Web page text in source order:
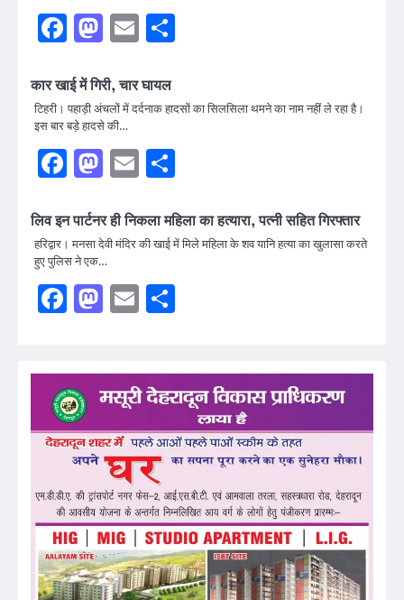
Facebook
Mastodon
Email
कार खाई में गिरी, चार घायल
टिहरी। पहाड़ी अंचलों में दर्दनाक हादसों का सिलसिला थमने का नाम नहीं ले रहा है।
इस बार बड़े हादसे की…
Facebook
Mastodon
Email
लिव इन पार्टनर ही निकला महिला का हत्यारा, पत्नी सहित गिरफ्तार
हरिद्वार। मनसा देवी मंदिर की खाई में मिले महिला के शव यानि हत्या का खुलासा करते
हुए पुलिस ने एक…
Facebook
Mastodon
Email